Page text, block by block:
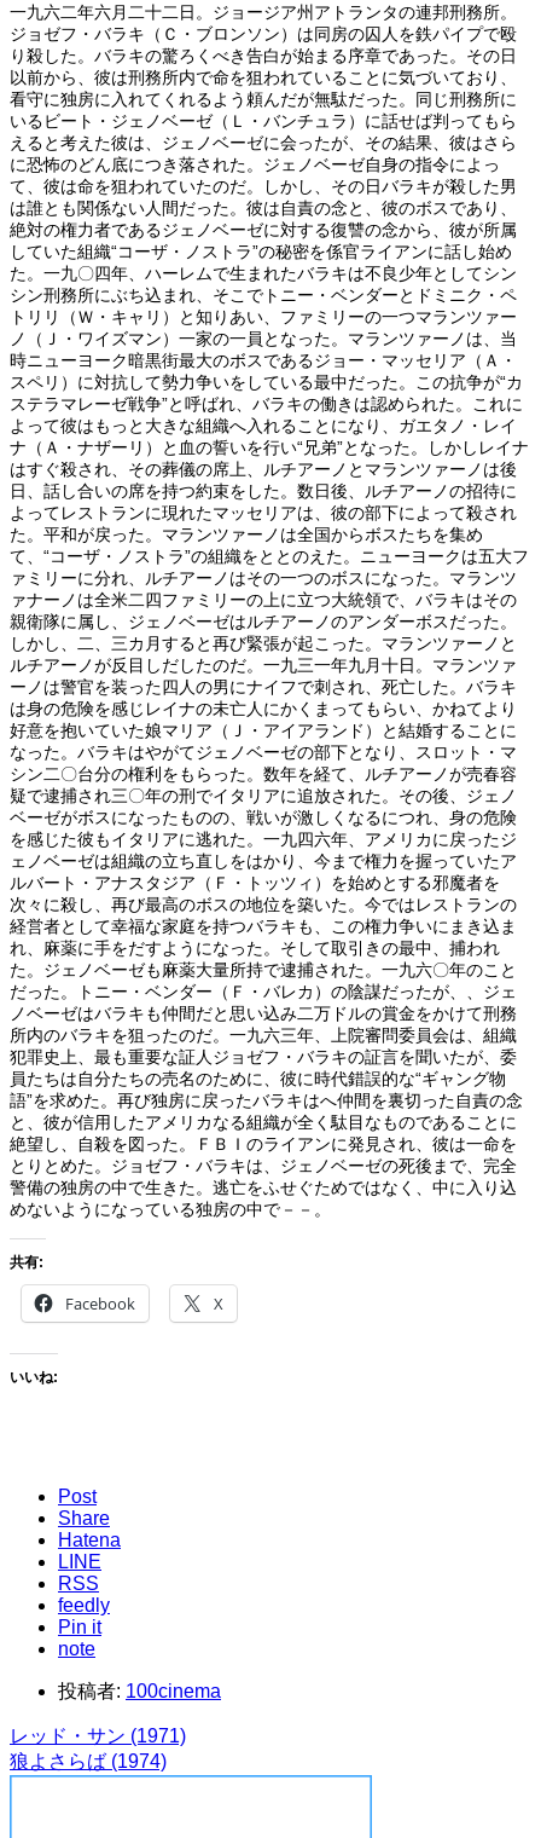
一九六二年六月二十二日。ジョージア州アトランタの連邦刑務所。
ジョゼフ・バラキ（Ｃ・ブロンソン）は同房の囚人を鉄パイプで殴
り殺した。バラキの驚ろくべき告白が始まる序章であった。その日
以前から、彼は刑務所内で命を狙われていることに気づいており、
看守に独房に入れてくれるよう頼んだが無駄だった。同じ刑務所に
いるビート・ジェノベーゼ（Ｌ・バンチュラ）に話せば判ってもら
えると考えた彼は、ジェノベーゼに会ったが、その結果、彼はさら
に恐怖のどん底につき落された。ジェノベーゼ自身の指令によっ
て、彼は命を狙われていたのだ。しかし、その日バラキが殺した男
は誰とも関係ない人間だった。彼は自責の念と、彼のボスであり、
絶対の権力者であるジェノベーゼに対する復讐の念から、彼が所属
していた組織“コーザ・ノストラ”の秘密を係官ライアンに話し始め
た。一九〇四年、ハーレムで生まれたバラキは不良少年としてシン
シン刑務所にぶち込まれ、そこでトニー・ベンダーとドミニク・ペ
トリリ（Ｗ・キャリ）と知りあい、ファミリーの一つマランツァー
ノ（Ｊ・ワイズマン）一家の一員となった。マランツァーノは、当
時ニューヨーク暗黒街最大のボスであるジョー・マッセリア（Ａ・
スペリ）に対抗して勢力争いをしている最中だった。この抗争が“カ
ステラマレーゼ戦争”と呼ばれ、バラキの働きは認められた。これに
よって彼はもっと大きな組織へ入れることになり、ガエタノ・レイ
ナ（Ａ・ナザーリ）と血の誓いを行い“兄弟”となった。しかしレイナ
はすぐ殺され、その葬儀の席上、ルチアーノとマランツァーノは後
日、話し合いの席を持つ約束をした。数日後、ルチアーノの招待に
よってレストランに現れたマッセリアは、彼の部下によって殺され
た。平和が戻った。マランツァーノは全国からボスたちを集め
て、“コーザ・ノストラ”の組織をととのえた。ニューヨークは五大フ
ァミリーに分れ、ルチアーノはその一つのボスになった。マランツ
ァナーノは全米二四ファミリーの上に立つ大統領で、バラキはその
親衛隊に属し、ジェノベーゼはルチアーノのアンダーボスだった。
しかし、二、三カ月すると再び緊張が起こった。マランツァーノと
ルチアーノが反目しだしたのだ。一九三一年九月十日。マランツァ
ーノは警官を装った四人の男にナイフで刺され、死亡した。バラキ
は身の危険を感じレイナの未亡人にかくまってもらい、かねてより
好意を抱いていた娘マリア（Ｊ・アイアランド）と結婚することに
なった。バラキはやがてジェノベーゼの部下となり、スロット・マ
シン二〇台分の権利をもらった。数年を経て、ルチアーノが売春容
疑で逮捕され三〇年の刑でイタリアに追放された。その後、ジェノ
ベーゼがボスになったものの、戦いが激しくなるにつれ、身の危険
を感じた彼もイタリアに逃れた。一九四六年、アメリカに戻ったジ
ェノベーゼは組織の立ち直しをはかり、今まで権力を握っていたア
ルバート・アナスタジア（Ｆ・トッツィ）を始めとする邪魔者を
次々に殺し、再び最高のボスの地位を築いた。今ではレストランの
経営者として幸福な家庭を持つバラキも、この権力争いにまき込ま
れ、麻薬に手をだすようになった。そして取引きの最中、捕われ
た。ジェノベーゼも麻薬大量所持で逮捕された。一九六〇年のこと
だった。トニー・ベンダー（Ｆ・バレカ）の陰謀だったが、、ジェ
ノベーゼはバラキも仲間だと思い込み二万ドルの賞金をかけて刑務
所内のバラキを狙ったのだ。一九六三年、上院審問委員会は、組織
犯罪史上、最も重要な証人ジョゼフ・バラキの証言を聞いたが、委
員たちは自分たちの売名のために、彼に時代錯誤的な“ギャング物
語”を求めた。再び独房に戻ったバラキはへ仲間を裏切った自責の念
と、彼が信用したアメリカなる組織が全く駄目なものであることに
絶望し、自殺を図った。ＦＢＩのライアンに発見され、彼は一命を
とりとめた。ジョゼフ・バラキは、ジェノベーゼの死後まで、完全
警備の独房の中で生きた。逃亡をふせぐためではなく、中に入り込
めないようになっている独房の中で－－。
共有:
Facebook X
いいね:
Post
Share
Hatena
LINE
RSS
feedly
Pin it
note
投稿者: 100cinema
レッド・サン (1971)
狼よさらば (1974)